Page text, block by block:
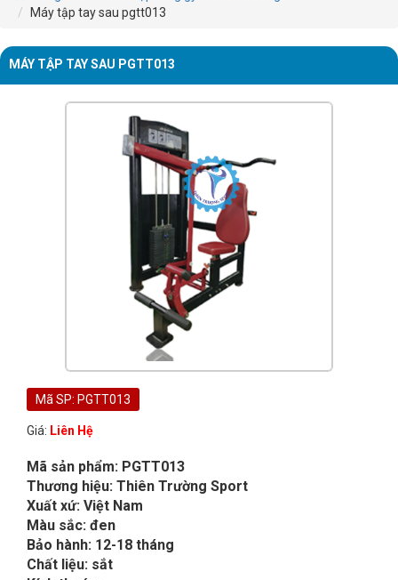
Máy tập tay sau pgtt013
MÁY TẬP TAY SAU PGTT013
Mã SP: PGTT013
Giá: Liên Hệ
Mã sản phẩm: PGTT013
Thương hiệu: Thiên Trường Sport
Xuất xứ: Việt Nam
Màu sắc: đen
Bảo hành: 12-18 tháng
Chất liệu: sắt